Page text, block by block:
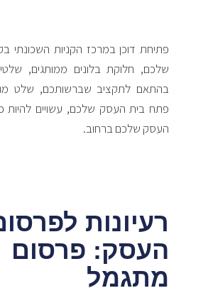
פתיחת דוכן במרכז הקניות השכונתי
שלכם, חלוקת בלונים ממותגים, שלטי
בהתאם לתקציב שברשותכם, שלט
פתח בית העסק שלכם, עשויים להיות
העסק שלכם ברחוב.
רעיונות
העסק: פרסום
מתגמל